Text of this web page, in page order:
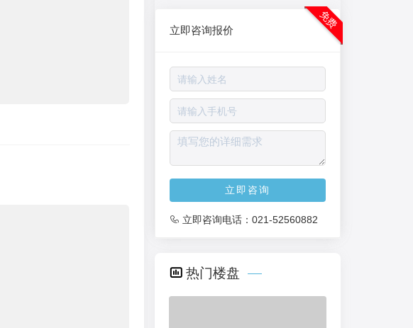
立即咨询报价
立即咨询
立即咨询电话： 021-52560882
免费
热门楼盘